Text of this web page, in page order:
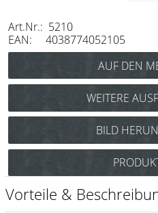
Messer / Klingen
Feather
e-kwip
Kämme
Art.Nr.: 5210
EAN: 4038774052105
WEITERE
BILD
Vorteile &